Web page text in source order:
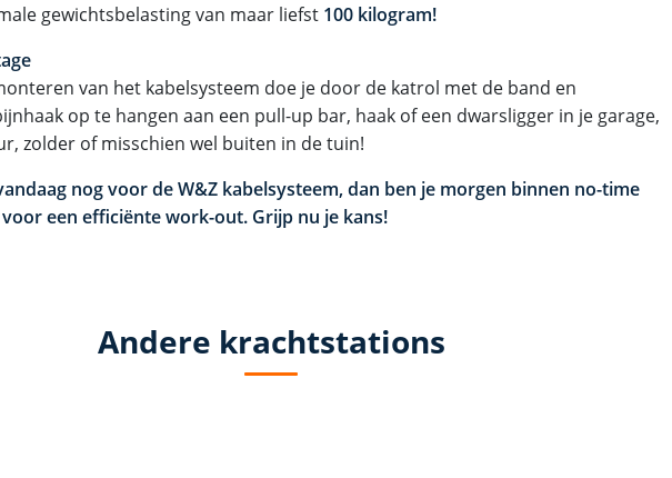
gewichtsbelasting van maar liefst 100 kilogram!
van het kabelsysteem doe je door de katrol met de band en
op te hangen aan een pull-up bar, haak of een dwarsligger in je garage,
zolder of misschien wel buiten in de tuin!
nog voor de W&Z kabelsysteem, dan ben je morgen binnen no-time
een efficiënte work-out. Grijp nu je kans!
Andere krachtstations